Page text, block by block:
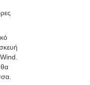
θα